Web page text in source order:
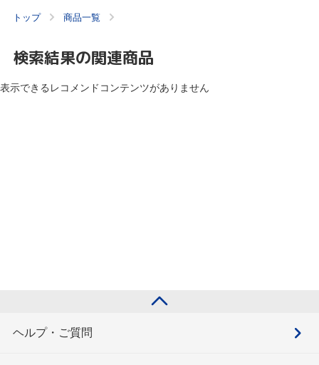
トップ 商品一覧
検索結果の関連商品
表示できるレコメンドコンテンツがありません
ヘルプ・ご質問